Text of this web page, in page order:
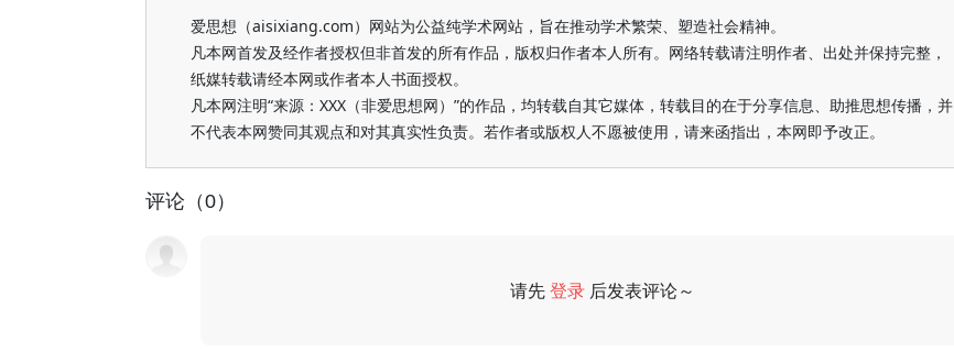
爱思想（aisixiang.com）网站为公益纯学术网站，旨在推动学术繁荣、塑造社会精神。
凡本网首发及经作者授权但非首发的所有作品，版权归作者本人所有。网络转载请注明作者、出处并保持完整，
纸媒转载请经本网或作者本人书面授权。
凡本网注明“来源：XXX（非爱思想网）”的作品，均转载自其它媒体，转载目的在于分享信息、助推思想传播，并
不代表本网赞同其观点和对其真实性负责。若作者或版权人不愿被使用，请来函指出，本网即予改正。
评论（0）
请先登录 后发表评论～